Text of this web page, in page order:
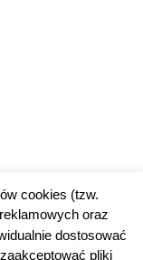
cookies (tzw.
oraz
dostosować
pliki